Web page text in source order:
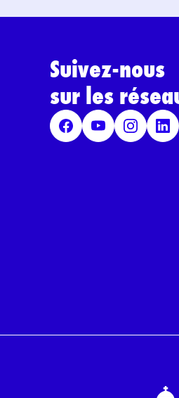
Suivez-nous
sur les